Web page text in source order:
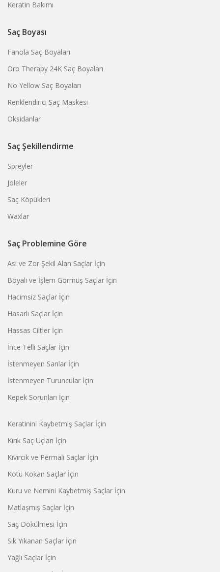
Keratin Bakımı
Saç Boyası
Fanola Saç Boyaları
Oro Therapy 24K Saç Boyaları
No Yellow Saç Boyaları
Renklendirici Saç Maskesi
Oksidanlar
Saç Şekillendirme
Spreyler
Jöleler
Saç Köpükleri
Waxlar
Saç Problemine Göre
Asi ve Zor Şekil Alan Saçlar İçin
Boyalı ve İşlem Görmüş Saçlar İçin
Hacimsiz Saçlar İçin
Hasarlı Saçlar İçin
Hassas Ciltler İçin
İnce Telli Saçlar İçin
İstenmeyen Sarılar İçin
İstenmeyen Turuncular İçin
Kepek Sorunları İçin
Keratinini Kaybetmiş Saçlar İçin
Kırık Saç Uçları İçin
Kıvırcık ve Permalı Saçlar İçin
Kötü Kokan Saçlar İçin
Kuru ve Nemini Kaybetmiş Saçlar İçin
Matlaşmış Saçlar İçin
Saç Dökülmesi İçin
Sık Yıkanan Saçlar İçin
Yağlı Saçlar İçin